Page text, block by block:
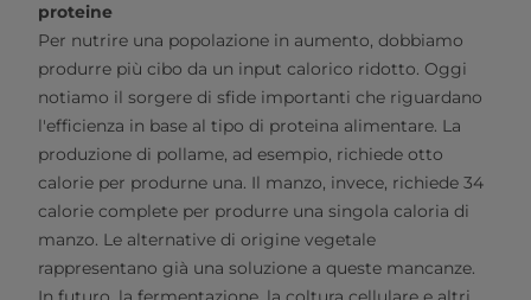
proteine
Per nutrire una popolazione in aumento, dobbiamo
produrre più cibo da un input calorico ridotto. Oggi
notiamo il sorgere di sfide importanti che riguardano
l'efficienza in base al tipo di proteina alimentare. La
produzione di pollame, ad esempio, richiede otto
calorie per produrne una. Il manzo, invece, richiede 34
calorie complete per produrre una singola caloria di
manzo. Le alternative di origine vegetale
rappresentano già una soluzione a queste mancanze.